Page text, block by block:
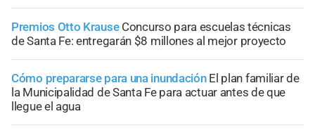
Premios Otto Krause Concurso para escuelas técnicas
de Santa Fe: entregarán $8 millones al mejor proyecto
Cómo prepararse para una inundación El plan familiar de
la Municipalidad de Santa Fe para actuar antes de que
llegue el agua